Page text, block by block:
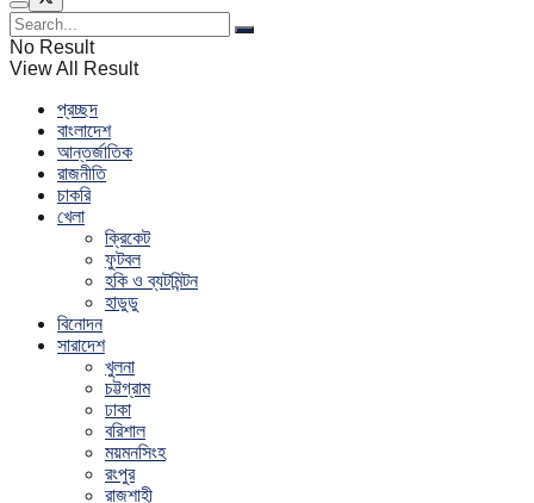
No Result
View All Result
প্রচ্ছদ
বাংলাদেশ
আন্তর্জাতিক
রাজনীতি
চাকরি
খেলা
ক্রিকেট
ফুটবল
হকি ও ব্যটমিন্টন
হাডুডু
বিনোদন
সারাদেশ
খুলনা
চট্টগ্রাম
ঢাকা
বরিশাল
ময়মনসিংহ
রংপুর
রাজশাহী